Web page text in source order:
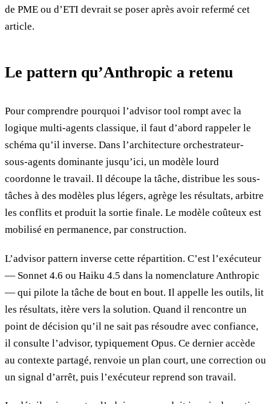
de PME ou d’ETI devrait se poser après avoir refermé cet
article.
Le pattern qu’Anthropic a retenu
Pour comprendre pourquoi l’advisor tool rompt avec la
logique multi-agents classique, il faut d’abord rappeler le
schéma qu’il inverse. Dans l’architecture orchestrateur-
sous-agents dominante jusqu’ici, un modèle lourd
coordonne le travail. Il découpe la tâche, distribue les sous-
tâches à des modèles plus légers, agrège les résultats, arbitre
les conflits et produit la sortie finale. Le modèle coûteux est
mobilisé en permanence, par construction.
L’advisor pattern inverse cette répartition. C’est l’exécuteur
— Sonnet 4.6 ou Haiku 4.5 dans la nomenclature Anthropic
— qui pilote la tâche de bout en bout. Il appelle les outils, lit
les résultats, itère vers la solution. Quand il rencontre un
point de décision qu’il ne sait pas résoudre avec confiance,
il consulte l’advisor, typiquement Opus. Ce dernier accède
au contexte partagé, renvoie un plan court, une correction ou
un signal d’arrêt, puis l’exécuteur reprend son travail.